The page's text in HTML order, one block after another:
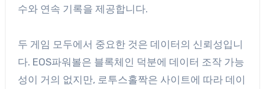
수와 연속 기록을 제공합니다.
두 게임 모두에서 중요한 것은 데이터의 신뢰성입니
다. EOS파워볼은 블록체인 덕분에 데이터 조작 가능
성이 거의 없지만, 로투스홀짝은 사이트에 따라 데이